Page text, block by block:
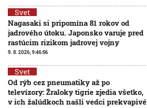
Svet
Nagasaki si pripomína 81 rokov od
jadrového útoku. Japonsko varuje pred
rastúcim rizikom jadrovej vojny
9. 8. 2026, 9:46:56
Svet
Od rýb cez pneumatiky až po
televízory: Žraloky tigrie zjedia všetko,
v ich žalúdkoch našli vedci prekvapivé